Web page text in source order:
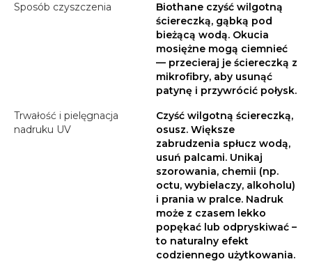
Sposób czyszczenia
Biothane czyść wilgotną
ściereczką, gąbką pod
bieżącą wodą. Okucia
mosiężne mogą ciemnieć
— przecieraj je ściereczką z
mikrofibry, aby usunąć
patynę i przywrócić połysk.
Trwałość i pielęgnacja
nadruku UV
Czyść wilgotną ściereczką,
osusz. Większe
zabrudzenia spłucz wodą,
usuń palcami. Unikaj
szorowania, chemii (np.
octu, wybielaczy, alkoholu)
i prania w pralce. Nadruk
może z czasem lekko
popękać lub odpryskiwać –
to naturalny efekt
codziennego użytkowania.